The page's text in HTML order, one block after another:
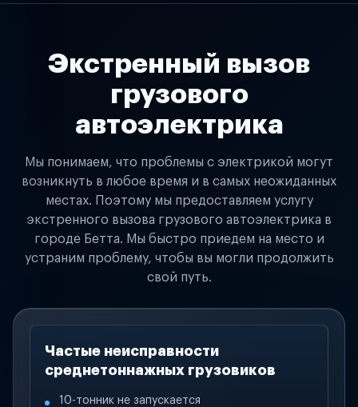
Экстренный вызов
грузового
автоэлектрика
Мы понимаем, что проблемы с электрикой могут
возникнуть в любое время и в самых неожиданных
местах. Поэтому мы предоставляем услугу
экстренного вызова грузового автоэлектрика в
городе Бетта. Мы быстро приедем на место и
устраним проблему, чтобы вы могли продолжить
свой путь.
Частые неисправности
среднетоннажных грузовиков
10-тонник не запускается